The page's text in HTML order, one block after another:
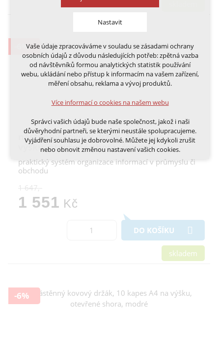
-6%
nástěnný kovový držák, 10 kapes A4 na
výšku, otevřené shora, červené
praktický systém organizace informací v průmyslu či
obchodu
1 647,-
1 551 Kč
DO KOŠÍKU
skladem
-6%
Nastavit
Technická cookies
nutná pro provozování webu
udržení kontextu stránek (session): případná
přihlášení, volby jazyka, apod.
Volitelná cookies
analytická pro anonymizované vyhodnocení
marketingová cookies (Google, Ecomail, Sklik,
Smartsupp, Heureka)
Více informací o cookies na našem webu
Odmítnout vše
Vaše údaje zpracováváme v souladu se zásadami ochrany
osobních údajů z důvodu následujících potřeb: zpětná vazba
od návštěvníků formou analytických statistik používání
webu, ukládání nebo přístup k informacím na vašem zařízení,
měření obsahu, reklama a vývoj produktů.
Více informací o cookies na našem webu
Správci vašich údajů bude naše společnost, jakož i naši
důvěryhodní partneři, se kterými neustále spolupracujeme.
Vyjádření souhlasu je dobrovolné. Můžete jej kdykoli zrušit
nebo obnovit změnou nastavení vašich cookies.
Cookies a podobné technologie dělíme na technická: nutná
této části spadají analytická a marketingová cookies.